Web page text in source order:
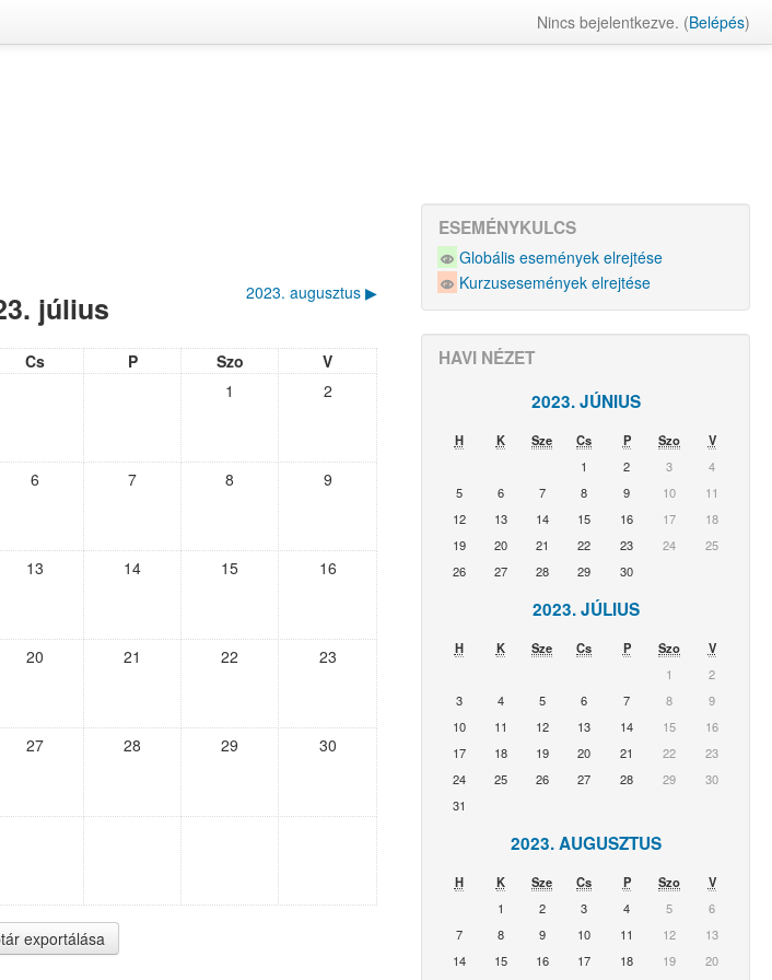
Nincs bejelentkezve. (Belépés)
július 2023. augusztus ▶︎
Cs P Szo
V
1
2
6 7 8 9
13 14 15 16
20 21 22 23
27 28 29 30
ESEMÉNYKULCS
Globális események elrejtése
Kurzusesemények elrejtése
HAVI NÉZET
2023. JÚNIUS
H K Sze Cs P Szo
V
1
2 3
4
5
6 7 8 9 10
11
12
13 14 15 16 17
18
19
20 21 22 23 24
25
26
27 28 29 30
2023. JÚLIUS
H K Sze Cs P Szo
V
1
2
3
4 5 6 7 8
9
10
11 12 13 14 15
16
17
18 19 20 21 22
23
24
25 26 27 28 29
30
31
2023. AUGUSZTUS
H K Sze Cs P Szo
V
1
2 3 4 5
6
7
8 9 10 11 12
13
14
15 16 17 18 19
20